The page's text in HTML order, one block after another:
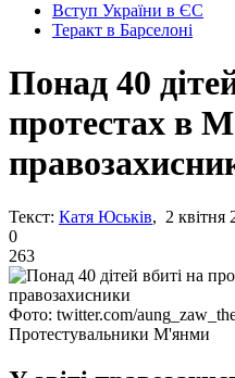
Вступ України в ЄС
Теракт в Барселоні
Понад 40
протестах в
Текст: Катя Юськів, 2 квітня
0
263
Фото: twitter.com/
Протестувальники М'янми